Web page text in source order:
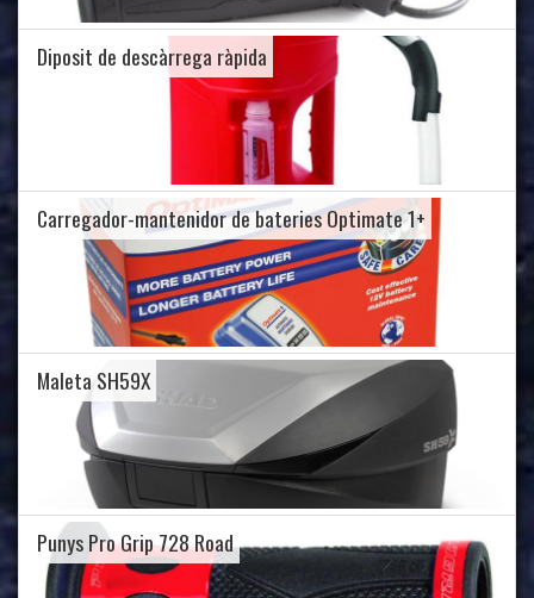
Diposit de descàrrega ràpida
Carregador-mantenidor de bateries Optimate 1+
Maleta SH59X
Punys Pro Grip 728 Road